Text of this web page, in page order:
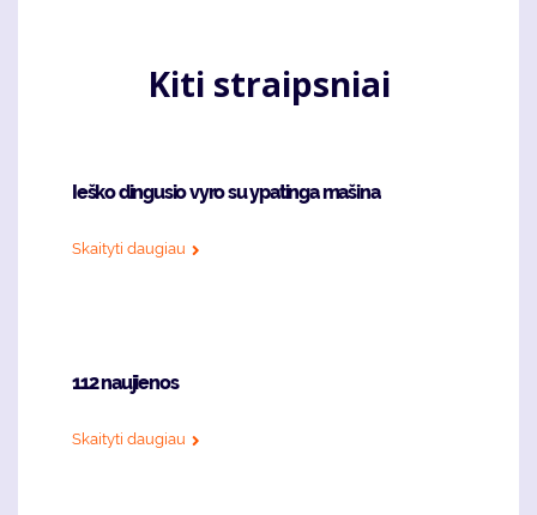
Kiti straipsniai
Ieško dingusio vyro su ypatinga mašina
Skaityti daugiau
112 naujienos
Skaityti daugiau